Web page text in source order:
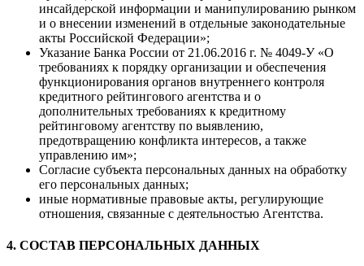
инсайдерской информации и манипулированию рынком
и о внесении изменений в отдельные законодательные
акты Российской Федерации»;
Указание Банка России от 21.06.2016 г. № 4049-У «О
требованиях к порядку организации и обеспечения
функционирования органов внутреннего контроля
кредитного рейтингового агентства и о
дополнительных требованиях к кредитному
рейтинговому агентству по выявлению,
предотвращению конфликта интересов, а также
управлению им»;
Согласие субъекта персональных данных на обработку
его персональных данных;
иные нормативные правовые акты, регулирующие
отношения, связанные с деятельностью Агентства.
4. СОСТАВ ПЕРСОНАЛЬНЫХ ДАННЫХ